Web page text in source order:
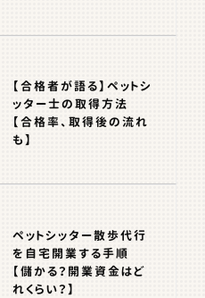
【合格者が語る】ペットシ
ッター士の取得方法
【合格率、取得後の流れ
も】
ペットシッター散歩代行
を自宅開業する手順
【儲かる？開業資金はど
れくらい？】